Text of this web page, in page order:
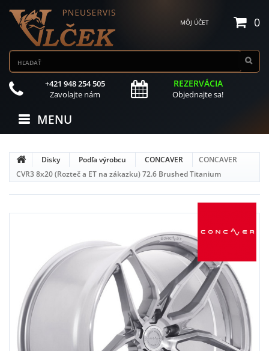
0
MÔJ ÚČET
+421 948 254 505
Zavolajte nám
REZERVÁCIA
Objednajte sa!
MENU
Disky Podľa výrobcu CONCAVER
CONCAVER
CVR3 8x20 (Rozteč a ET na zákazku) 72.6 Brushed Titanium